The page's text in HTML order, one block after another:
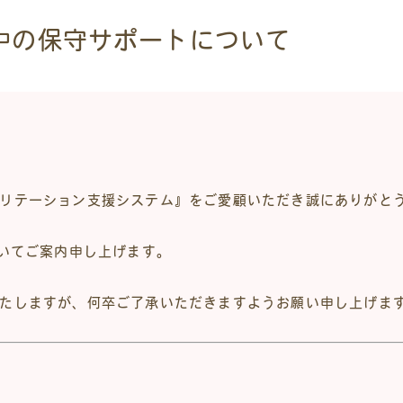
保守サポートについて
テーション支援システム』をご愛顧いただき誠にありがと
ご案内申し上げます。
しますが、何卒ご了承いただきますようお願い申し上げま